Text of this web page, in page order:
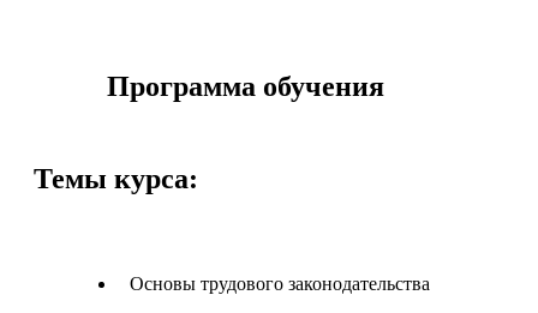
Программа обучения
Темы курса:
Основы трудового законодательства